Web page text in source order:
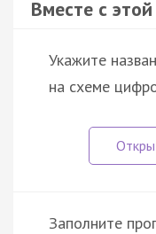
Вместе с
Укажите
на схеме
Заполните